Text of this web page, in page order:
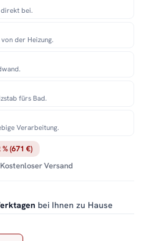
(671 €)
Versand
bei Ihnen zu Hause
direkt bei.
der Heizung.
fürs Bad.
Verarbeitung.